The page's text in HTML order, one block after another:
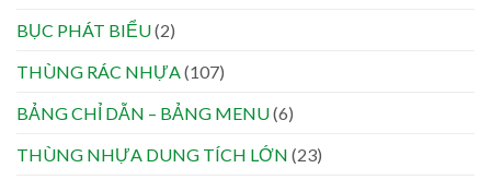
BỤC PHÁT BIỂU(2)
THÙNG RÁC NHỰA (107)
BẢNG CHỈ DẪN – BẢNG MENU(6)
THÙNG NHỰA DUNG TÍCH LỚN (23)